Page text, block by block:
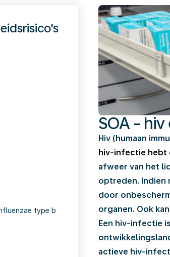
type b
SOA - hiv
Hiv (humaan
hiv-infectie hebt
afweer van het
optreden. Indien
door
organen. Ook
Een hiv-infectie
actieve hiv-